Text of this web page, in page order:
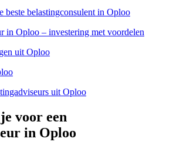
beste belastingconsulent in Oploo
in Oploo – investering met voordelen
uit Oploo
uit Oploo
voor een
in Oploo